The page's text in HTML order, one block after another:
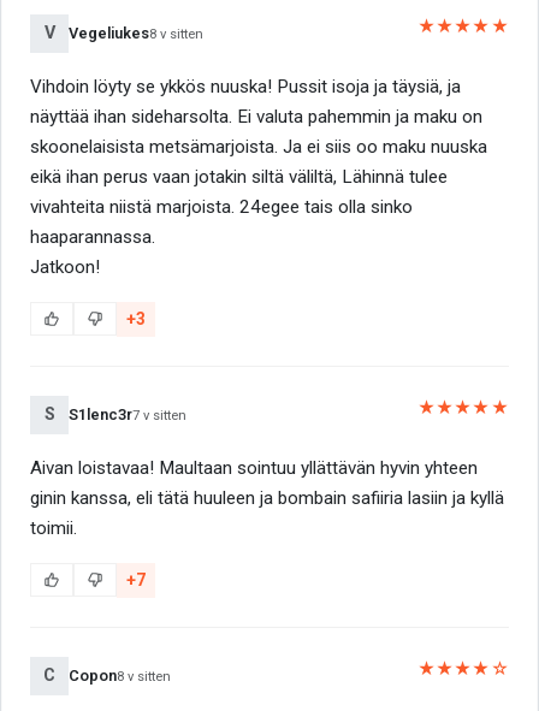
V Vegeliukes8 v sitten ★★★★★
Vihdoin löyty se ykkös nuuska! Pussit isoja ja täysiä, ja
näyttää ihan sideharsolta. Ei valuta pahemmin ja maku on
skoonelaisista metsämarjoista. Ja ei siis oo maku nuuska
eikä ihan perus vaan jotakin siltä väliltä, Lähinnä tulee
vivahteita niistä marjoista. 24egee tais olla sinko
haaparannassa.
Jatkoon!
+3
S S1lenc3r7 v sitten ★★★★★
Aivan loistavaa! Maultaan sointuu yllättävän hyvin yhteen
ginin kanssa, eli tätä huuleen ja bombain safiiria lasiin ja kyllä
toimii.
+7
C Copon8 v sitten ★★★★☆